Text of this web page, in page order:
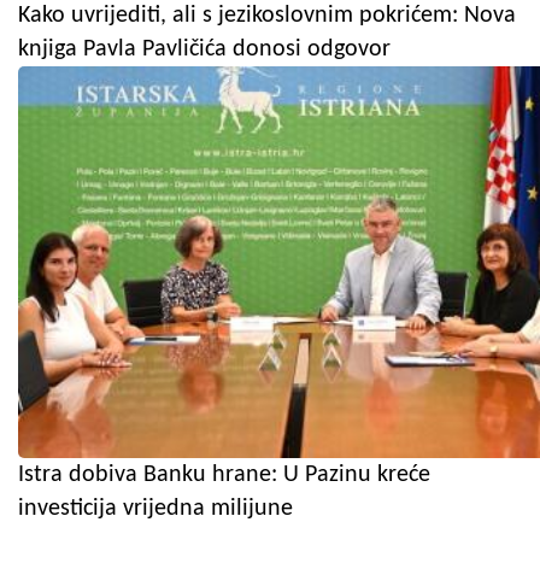
Kako uvrijediti, ali s jezikoslovnim pokrićem: Nova
knjiga Pavla Pavličića donosi odgovor
Istra dobiva Banku hrane: U Pazinu kreće
investicija vrijedna milijune